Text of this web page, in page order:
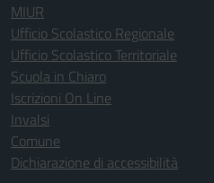
MIUR
Ufficio Scolastico Regionale
Ufficio Scolastico Territoriale
Scuola in Chiaro
Iscrizioni On Line
Invalsi
Comune
Dichiarazione di accessibilità